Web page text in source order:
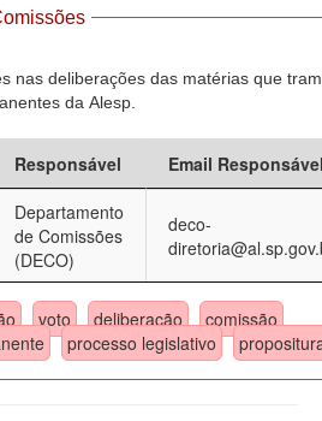
nas deliberações das matérias que
da Alesp.
Responsável
Email
Departamento
de Comissões
(DECO)
deco-
voto deliberação
comissão
processo legislativo